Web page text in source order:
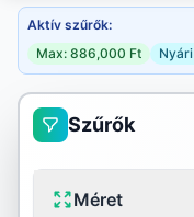
Aktív szűrők:
Max: 886,000 Ft
Nyári
Szűrők
Méret